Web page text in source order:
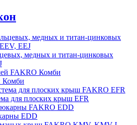
медных и титан-цинковых
Комби
для плоских крыш EFR
EDD